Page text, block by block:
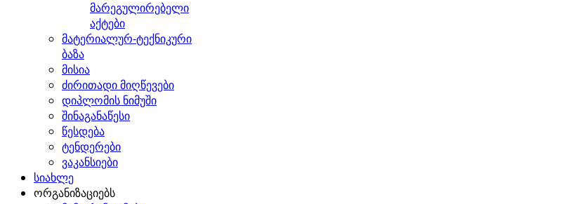
მარეგულირებელი
აქტები
მატერიალურ-ტექნიკური
ბაზა
მისია
ძირითადი მიღწევები
დიპლომის ნიმუში
შინაგანაწესი
წესდება
ტენდერები
ვაკანსიები
სიახლე
ორგანიზაციებს